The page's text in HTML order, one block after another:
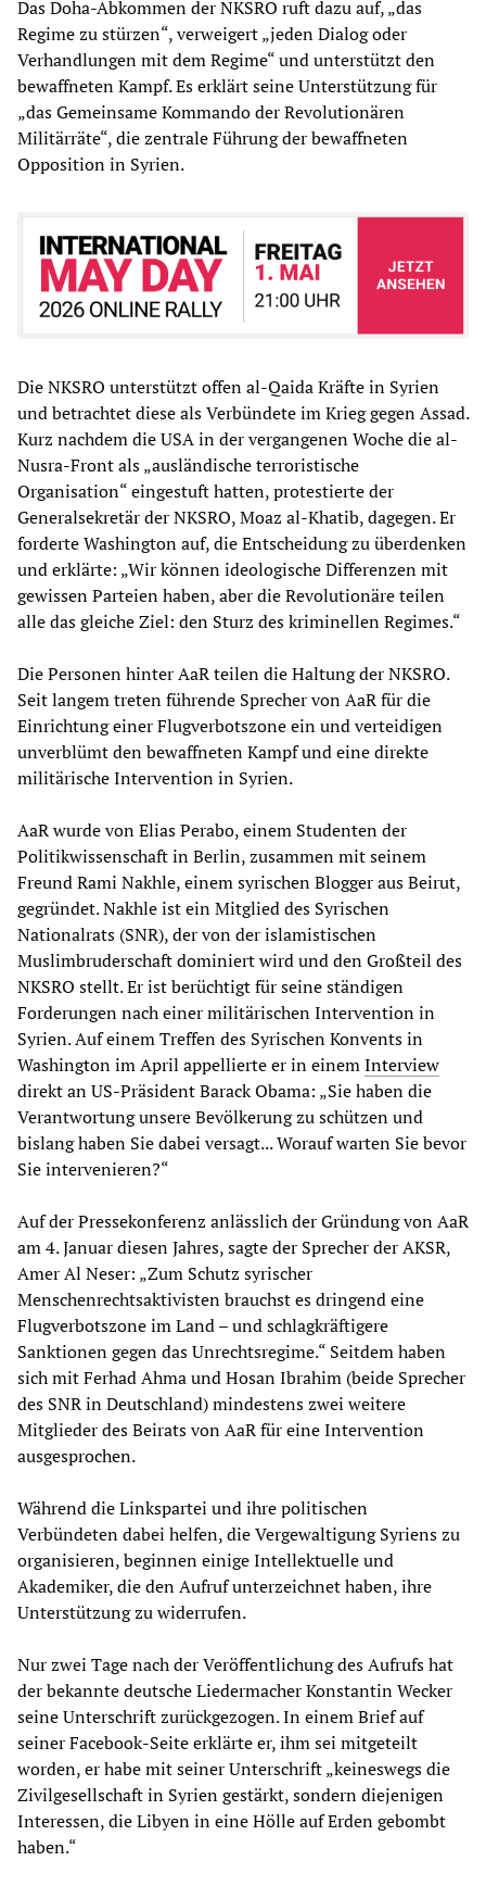
Das Doha-Abkommen der NKSRO ruft dazu auf, „das
Regime zu stürzen“, verweigert „jeden Dialog oder
Verhandlungen mit dem Regime“ und unterstützt den
bewaffneten Kampf. Es erklärt seine Unterstützung für
„das Gemeinsame Kommando der Revolutionären
Militärräte“, die zentrale Führung der bewaffneten
Opposition in Syrien.
Die NKSRO unterstützt offen al-Qaida Kräfte in Syrien
und betrachtet diese als Verbündete im Krieg gegen Assad.
Kurz nachdem die USA in der vergangenen Woche die al-
Nusra-Front als „ausländische terroristische
Organisation“ eingestuft hatten, protestierte der
Generalsekretär der NKSRO, Moaz al-Khatib, dagegen. Er
forderte Washington auf, die Entscheidung zu überdenken
und erklärte: „Wir können ideologische Differenzen mit
gewissen Parteien haben, aber die Revolutionäre teilen
alle das gleiche Ziel: den Sturz des kriminellen Regimes.“
Die Personen hinter AaR teilen die Haltung der NKSRO.
Seit langem treten führende Sprecher von AaR für die
Einrichtung einer Flugverbotszone ein und verteidigen
unverblümt den bewaffneten Kampf und eine direkte
militärische Intervention in Syrien.
AaR wurde von Elias Perabo, einem Studenten der
Politikwissenschaft in Berlin, zusammen mit seinem
Freund Rami Nakhle, einem syrischen Blogger aus Beirut,
gegründet. Nakhle ist ein Mitglied des Syrischen
Nationalrats (SNR), der von der islamistischen
Muslimbruderschaft dominiert wird und den Großteil des
NKSRO stellt. Er ist berüchtigt für seine ständigen
Forderungen nach einer militärischen Intervention in
Syrien. Auf einem Treffen des Syrischen Konvents in
Washington im April appellierte er in einemInterview
direkt an US-Präsident Barack Obama: „Sie haben die
Verantwortung unsere Bevölkerung zu schützen und
bislang haben Sie dabei versagt... Worauf warten Sie bevor
Sie intervenieren?“
Auf der Pressekonferenz anlässlich der Gründung von AaR
am 4. Januar diesen Jahres, sagte der Sprecher der AKSR,
Amer Al Neser: „Zum Schutz syrischer
Menschenrechtsaktivisten brauchst es dringend eine
Flugverbotszone im Land – und schlagkräftigere
Sanktionen gegen das Unrechtsregime.“ Seitdem haben
sich mit Ferhad Ahma und Hosan Ibrahim (beide Sprecher
des SNR in Deutschland) mindestens zwei weitere
Mitglieder des Beirats von AaR für eine Intervention
ausgesprochen.
Während die Linkspartei und ihre politischen
Verbündeten dabei helfen, die Vergewaltigung Syriens zu
organisieren, beginnen einige Intellektuelle und
Akademiker, die den Aufruf unterzeichnet haben, ihre
Unterstützung zu widerrufen.
Nur zwei Tage nach der Veröffentlichung des Aufrufs hat
der bekannte deutsche Liedermacher Konstantin Wecker
seine Unterschrift zurückgezogen. In einem Brief auf
seiner Facebook-Seite erklärte er, ihm sei mitgeteilt
worden, er habe mit seiner Unterschrift „keineswegs die
Zivilgesellschaft in Syrien gestärkt, sondern diejenigen
Interessen, die Libyen in eine Hölle auf Erden gebombt
haben.“